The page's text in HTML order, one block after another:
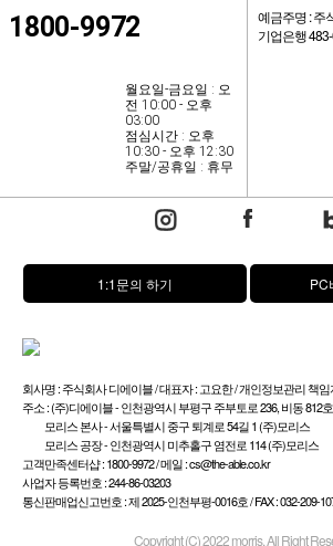
1800-9972
월요일-금요일 : 오
전 10:00 - 오후
03:00
점심시간 : 오후
10:30 - 오후 12:30
주말/공휴일 : 휴무
예금주명 : 주
기업은행
1:1문의 하기 PC
회사명 : 주식회사 디에이블 / 대표자 : 고요한 / 개인정보관리 책
주소 : (주)디에이블 - 인천광역시 부평구 주부토로 236, 비동 812호
모리스 본사 - 서울특별시 중구 퇴계로 54길 1 (주)모리스
모리스 공장 - 인천광역시 미추홀구 염전로 114 (주)모리스
고객만족센터샵 : 1800-9972 / 메일 : cs@the-able.co.kr
사업자 등록번호 : 244-86-03203
통신판매업신고번호 : 제 2025-인천부평-0016호 / FAX : 032-209-
Copyright (C) 2022 morris. All Right